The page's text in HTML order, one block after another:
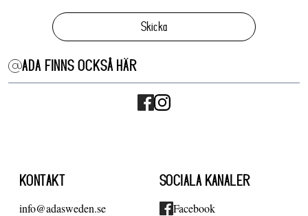
Skicka
ADA FINNS OCKSÅ HÄR
KONTAKT
info@adasweden.se
SOCIALA KANALER
Facebook